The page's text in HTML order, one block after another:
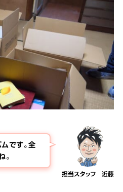
担当スタッフ 近藤
です。全
。